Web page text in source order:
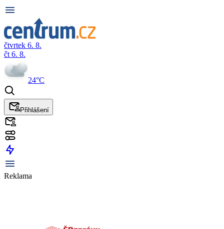
čtvrtek 6. 8.
čt 6. 8.
24°C
Přihlášení
Reklama